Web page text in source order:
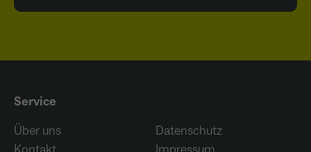
Service
Über uns
Datenschutz